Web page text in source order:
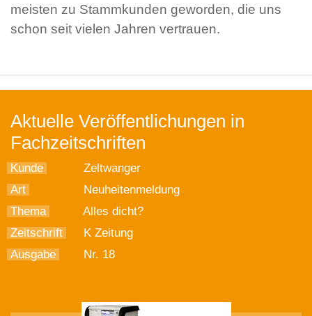
meisten zu Stammkunden geworden, die uns
schon seit vielen Jahren vertrauen.
Aktuelle Veröffentlichungen in
Fachzeitschriften
Kunde
Zeltwanger
Art
Neuheitenmeldung
Thema
Alles dicht?
Zeitschrift
K Zeitung
Ausgabe
Nr. 18